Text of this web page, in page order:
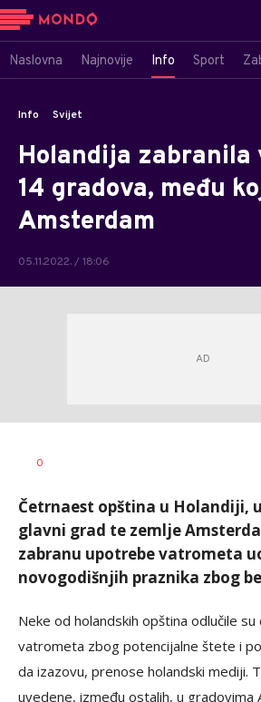
Naslovna Najnovije Info Sport
Info Svijet
Holandija zabranila
14 gradova, među
Amsterdam
05.11.2022. / 18:06
AUTOR
0
Četrnaest opština u Holandiji,
glavni grad te zemlje
zabranu upotrebe vatrometa
novogodišnjih praznika zbog
Neke od holandskih opština odlučile
vatrometa zbog potencijalne štete i
da izazovu, prenose holandski mediji.
uvedene, između ostalih, u gradovima